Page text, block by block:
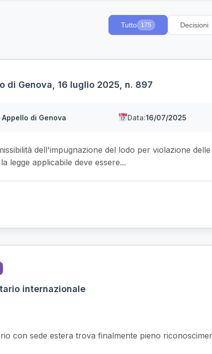
Tutto 175 Decisioni
di Genova, 16 luglio 2025, n. 897
di Genova Data:16/07/2025
dell'impugnazione del lodo per violazione
legge applicabile deve essere...
internazionale
con sede estera trova finalmente pieno